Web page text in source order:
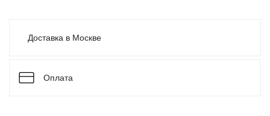
Доставка в Москве
Оплата